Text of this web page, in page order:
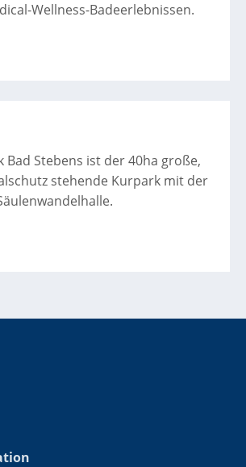
Wellness-Badeerlebnissen.
Bad Stebens ist der 40ha große,
stehende Kurpark mit der